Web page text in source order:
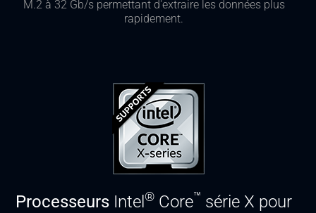
M.2 à 32 Gb/s permettant d'extraire les données plus
rapidement.
Processeurs Intel ® Core™ série X pour